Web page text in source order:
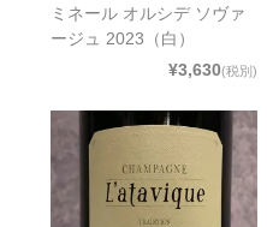
ミネール オルシデ ソヴァ
ージュ 2023（白）
¥3,630(税別)